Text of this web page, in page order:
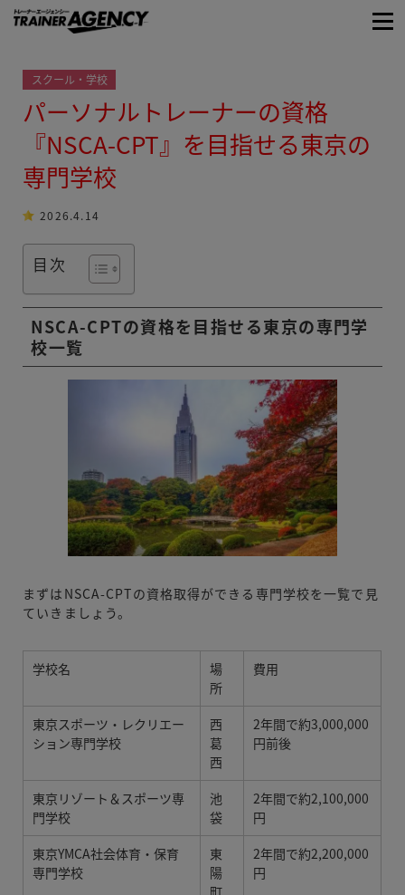
スクール・学校
パーソナルトレーナーの資格
『NSCA-CPT』を目指せる東京の
専門学校
2026.4.14
目次
NSCA-CPTの資格を目指せる東京の専門学
校一覧
まずはNSCA-CPTの資格取得ができる専門学校を一覧で見
ていきましょう。
学校名
場
所
費用
東京スポーツ・レクリエー
ション専門学校
西
葛
西
2年間で約3,000,000
円前後
東京リゾート＆スポーツ専
門学校
池
袋
2年間で約2,100,000
円
東京YMCA社会体育・保育
専門学校
東
陽
町
2年間で約2,200,000
円